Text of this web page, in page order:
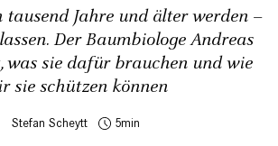
tausend Jahre und älter werden –
Der Baumbiologe Andreas
was sie dafür brauchen und wie
sie schützen können
Stefan Scheytt 5